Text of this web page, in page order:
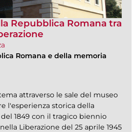
Repubblica Romana tra
Romana e della memoria
attraverso le sale del museo
l'esperienza storica della
1849 con il tragico biennio
Liberazione del 25 aprile 1945